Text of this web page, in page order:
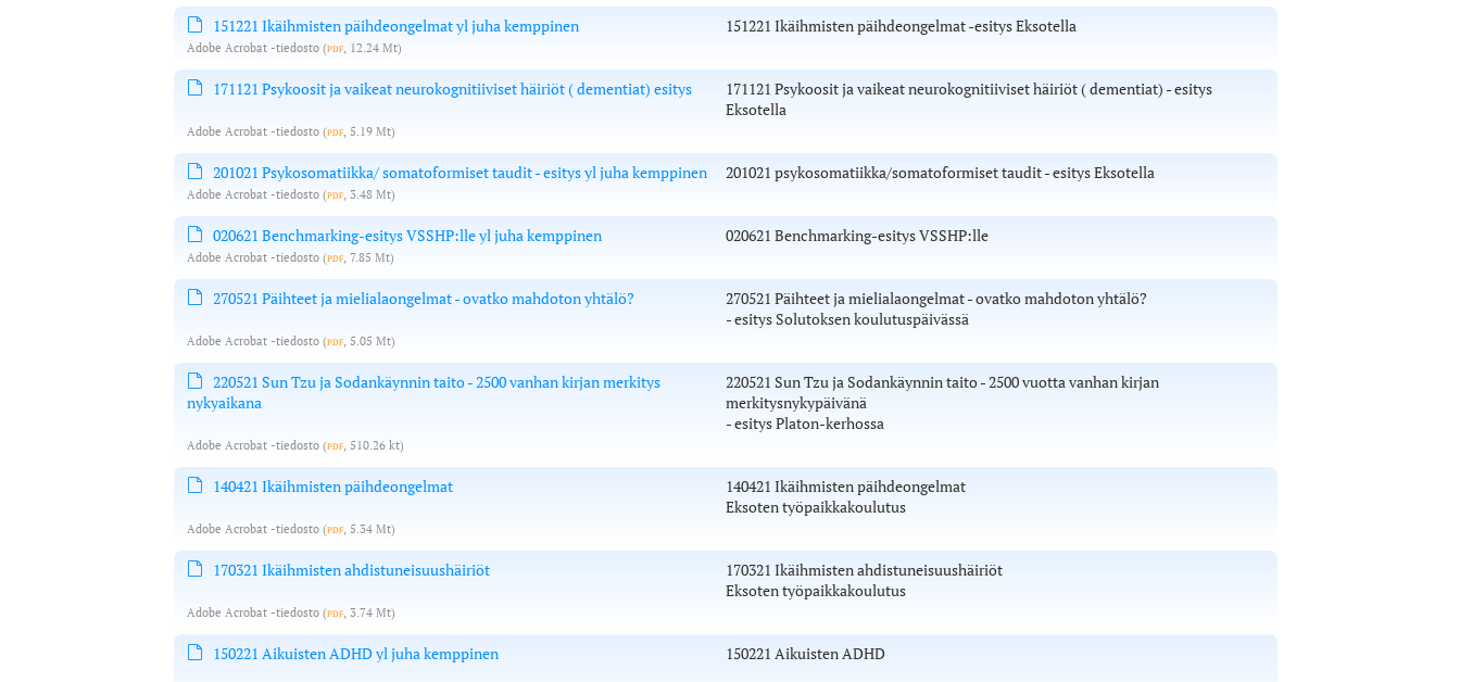
151221 Ikäihmisten päihdeongelmat yl juha kemppinen 151221 Ikäihmisten päihdeongelmat -esitys Eksotella
Adobe Acrobat -tiedosto (pdf , 12.24 Mt)
171121 Psykoosit ja vaikeat neurokognitiiviset häiriöt ( dementiat) esitys
171121 Psykoosit ja vaikeat neurokognitiiviset häiriöt ( dementiat) - esitys
Eksotella
Adobe Acrobat -tiedosto (pdf , 5.19 Mt)
201021 Psykosomatiikka/ somatoformiset taudit - esitys yl juha kemppinen 201021 psykosomatiikka/somatoformiset taudit - esitys Eksotella
Adobe Acrobat -tiedosto (pdf , 3.48 Mt)
020621 Benchmarking-esitys VSSHP:lle yl juha kemppinen 020621 Benchmarking-esitys VSSHP:lle
Adobe Acrobat -tiedosto (pdf , 7.85 Mt)
270521 Päihteet ja mielialaongelmat - ovatko mahdoton yhtälö?
270521 Päihteet ja mielialaongelmat - ovatko mahdoton yhtälö?
- esitys Solutoksen koulutuspäivässä
Adobe Acrobat -tiedosto (pdf , 5.05 Mt)
220521 Sun Tzu ja Sodankäynnin taito - 2500 vanhan kirjan merkitys
nykyaikana
220521 Sun Tzu ja Sodankäynnin taito - 2500 vuotta vanhan kirjan
merkitysnykypäivänä
- esitys Platon-kerhossa
Adobe Acrobat -tiedosto (pdf , 510.26 kt)
140421 Ikäihmisten päihdeongelmat
140421 Ikäihmisten päihdeongelmat
Eksoten työpaikkakoulutus
Adobe Acrobat -tiedosto (pdf , 5.34 Mt)
170321 Ikäihmisten ahdistuneisuushäiriöt
170321 Ikäihmisten ahdistuneisuushäiriöt
Eksoten työpaikkakoulutus
Adobe Acrobat -tiedosto (pdf , 3.74 Mt)
150221 Aikuisten ADHD yl juha kemppinen 150221 Aikuisten ADHD